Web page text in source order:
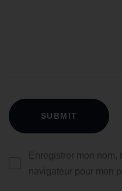
Enregistrer mon nom,
navigateur pour mon